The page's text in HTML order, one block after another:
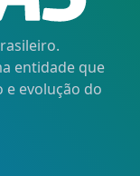
entidade que
evolução do